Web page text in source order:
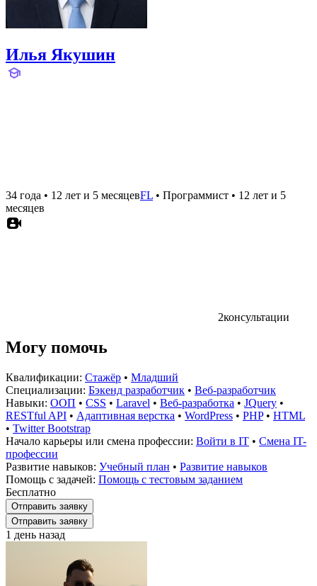
Илья Якушин
34 года • 12 лет и 5 месяцевFL • Программист • 12 лет и 5
месяцев
2консультации
Могу помочь
Квалификации: Стажёр • Младший
Специализации: Бэкенд разработчик • Веб-разработчик
Навыки: ООП • CSS • Laravel • Веб-разработка • JQuery •
RESTful API • Адаптивная верстка • WordPress • PHP• HTML
• Twitter Bootstrap
Начало карьеры или смена профессии: Войти в IT • Смена IT-
профессии
Развитие навыков: Учебный план • Развитие навыков
Помощь с задачей: Помощь с тестовым заданием
Бесплатно
Отправить заявку
Отправить заявку
1 день назад